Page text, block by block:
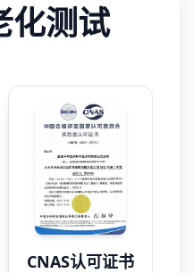
化测试
CNAS认可证书